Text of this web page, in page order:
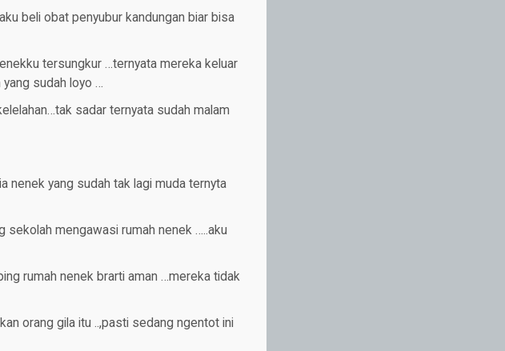
beli obat penyubur kandungan biar bisa
tersungkur …ternyata mereka keluar
sudah loyo …
sadar ternyata sudah malam
nenek yang sudah tak lagi muda ternyta
sekolah mengawasi rumah nenek …..aku
rumah nenek brarti aman …mereka tidak
orang gila itu ..,pasti sedang ngentot ini